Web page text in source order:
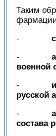
Таким
-
-
военной
-
русской
-
состава